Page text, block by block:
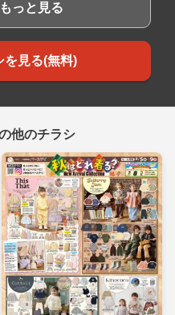
っと見る
を見る(無料)
他のチラシ